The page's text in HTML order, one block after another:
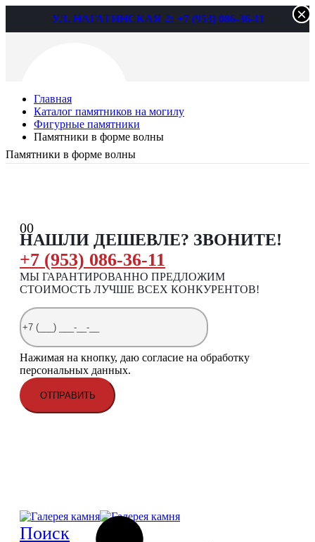
УЛ. НАГАТИНСКАЯ 2: +7 (953) 086-36-11
00
Поиск
Главная
Каталог памятников на могилу
Фигурные памятники
Памятники в форме волны
Памятники в форме волны
НАШЛИ ДЕШЕВЛЕ? ЗВОНИТЕ!
+7 (953) 086-36-11
МЫ ГАРАНТИРОВАННО ПРЕДЛОЖИМ
СТОИМОСТЬ ЛУЧШЕ ВСЕХ КОНКУРЕНТОВ!
Нажимая на кнопку, даю согласие на обработку
персональных данных.
×
×